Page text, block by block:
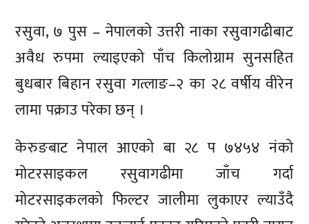
रसुवा, ७ पुस – नेपालको उत्तरी नाका रसुवागढीबाट
अवैध रुपमा ल्याइएको पाँच किलोग्राम सुनसहित
बुधबार बिहान रसुवा गत्लाङ–२ का २८ वर्षीय वीरेन
लामा पक्राउ परेका छन् ।
केरुङबाट नेपाल आएको बा २८ प ७४५४ नंको
मोटरसाइकल रसुवागढीमा जाँच गर्दा
मोटरसाइकलको फिल्टर जालीमा लुकाएर ल्याउँदै